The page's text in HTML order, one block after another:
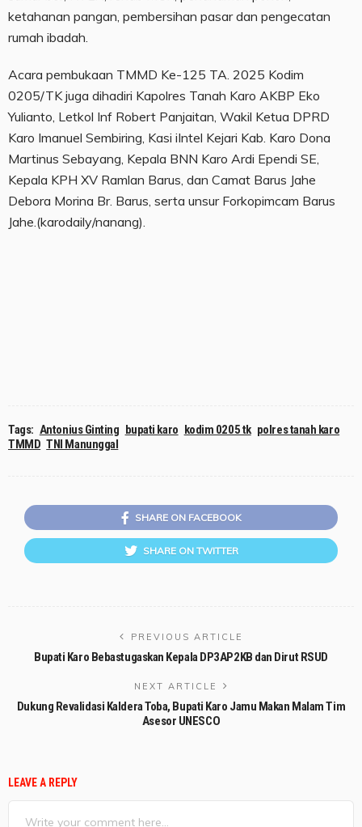
ketahanan pangan, pembersihan pasar dan pengecatan
rumah ibadah.
Acara pembukaan TMMD Ke-125 TA. 2025 Kodim
0205/TK juga dihadiri Kapolres Tanah Karo AKBP Eko
Yulianto, Letkol Inf Robert Panjaitan, Wakil Ketua DPRD
Karo Imanuel Sembiring, Kasi iIntel Kejari Kab. Karo Dona
Martinus Sebayang, Kepala BNN Karo Ardi Ependi SE,
Kepala KPH XV Ramlan Barus, dan Camat Barus Jahe
Debora Morina Br. Barus, serta unsur Forkopimcam Barus
Jahe.(karodaily/nanang).
Tags: Antonius Ginting bupati karo kodim 0205 tk polres tanah karo
TMMD TNI Manunggal
SHARE ON FACEBOOK
SHARE ON TWITTER
PREVIOUS ARTICLE
Bupati Karo Bebastugaskan Kepala DP3AP2KB dan Dirut RSUD
NEXT ARTICLE
Dukung Revalidasi Kaldera Toba, Bupati Karo Jamu Makan Malam Tim
Asesor UNESCO
LEAVE A REPLY